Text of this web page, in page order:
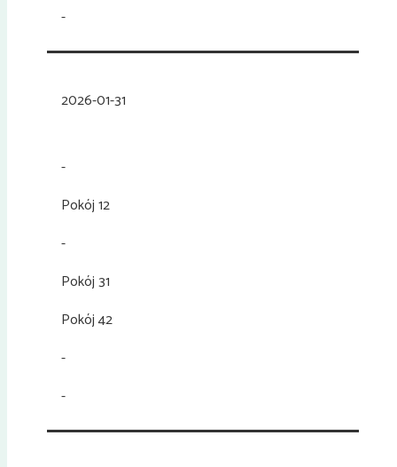
-
2026-01-31
-
Pokój 12
-
Pokój 31
Pokój 42
-
-